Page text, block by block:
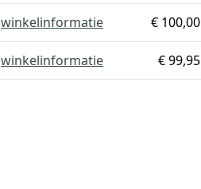
winkelinformatie € 100,00
winkelinformatie € 99,95